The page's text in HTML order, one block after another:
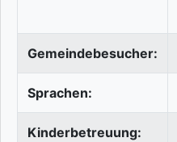
Gemeindebesucher:
Sprachen:
Kinderbetreuung: